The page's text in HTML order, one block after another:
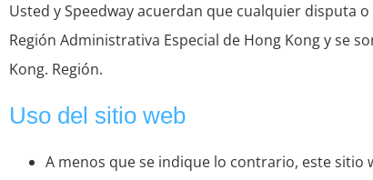
Usted y Speedway acuerdan que cualquier disputa
Región Administrativa Especial de Hong Kong y se
Kong. Región.
Uso del sitio web
A menos que se indique lo contrario, este